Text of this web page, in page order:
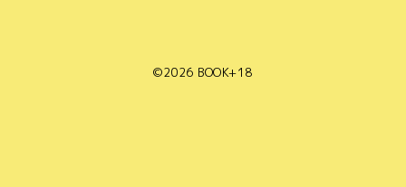
©2026 BOOK+18